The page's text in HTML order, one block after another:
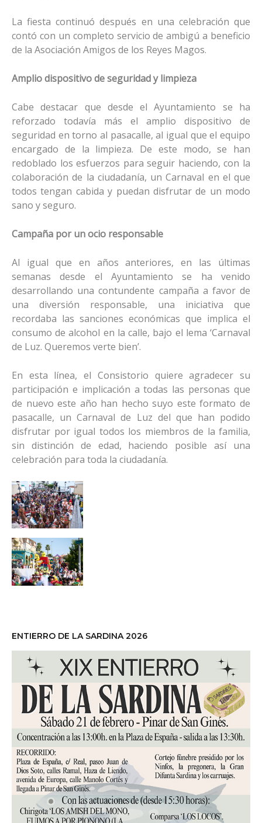
La fiesta continuó después en una celebración que
contó con un completo servicio de ambigú a beneficio
de la Asociación Amigos de los Reyes Magos.
Amplio dispositivo de seguridad y limpieza
Cabe destacar que desde el Ayuntamiento se ha
reforzado todavía más el amplio dispositivo de
seguridad en torno al pasacalle, al igual que el equipo
encargado de la limpieza. De este modo, se han
redoblado los esfuerzos para seguir haciendo, con la
colaboración de la ciudadanía, un Carnaval en el que
todos tengan cabida y puedan disfrutar de un modo
sano y seguro.
Campaña por un ocio responsable
Al igual que en años anteriores, en las últimas
semanas desde el Ayuntamiento se ha venido
desarrollando una contundente campaña a favor de
una diversión responsable, una iniciativa que
recordaba las sanciones económicas que implica el
consumo de alcohol en la calle, bajo el lema ‘Carnaval
de Luz. Queremos verte bien’.
En esta línea, el Consistorio quiere agradecer su
participación e implicación a todas las personas que
de nuevo este año han hecho suyo este formato de
pasacalle, un Carnaval de Luz del que han podido
disfrutar por igual todos los miembros de la familia,
sin distinción de edad, haciendo posible así una
celebración para toda la ciudadanía.
ENTIERRO DE LA SARDINA 2026